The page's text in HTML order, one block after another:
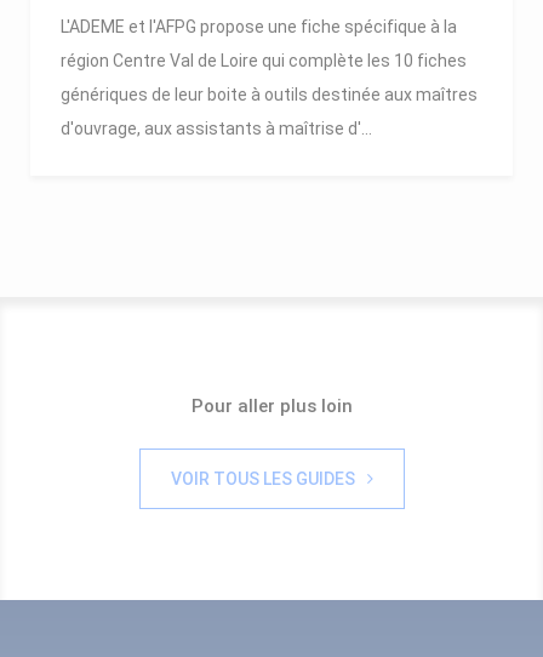
L'ADEME et l'AFPG propose une fiche spécifique à la
région Centre Val de Loire qui complète les 10 fiches
génériques de leur boite à outils destinée aux maîtres
d'ouvrage, aux assistants à maîtrise d'...
Pour aller plus loin
VOIR TOUS LES GUIDES